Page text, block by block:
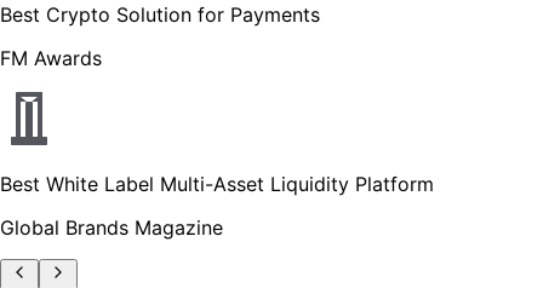
Best Crypto Solution for Payments
FM Awards
Best White Label Multi-Asset Liquidity Platform
Global Brands Magazine